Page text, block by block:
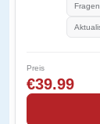
Preis
€39.99